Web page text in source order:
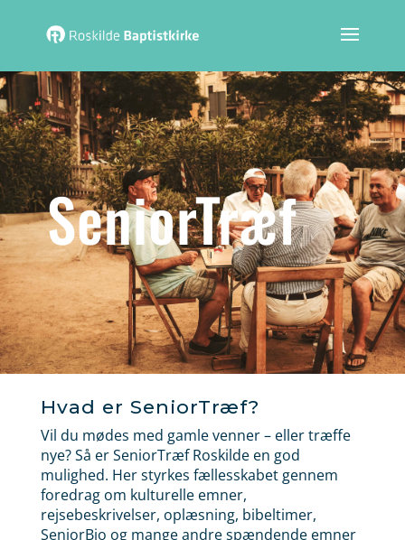
SeniorTræf
Hvad er SeniorTræf?
Vil du mødes med gamle venner – eller træffe
nye? Så er SeniorTræf Roskilde en god
mulighed. Her styrkes fællesskabet gennem
foredrag om kulturelle emner,
rejsebeskrivelser, oplæsning, bibeltimer,
SeniorBio og mange andre spændende emner